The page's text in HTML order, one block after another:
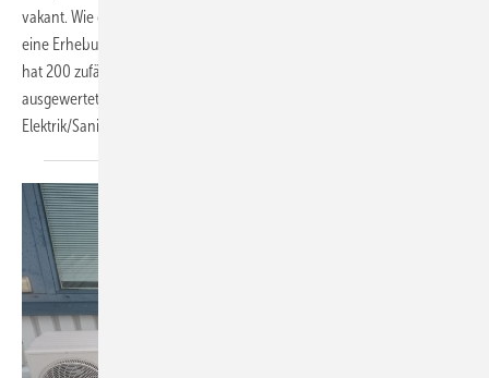
vakant. Wie groß der Fachkräftemangel in dieser Branche ist, bestätigt
eine Erhebung von kursfinder.de. Die Suchmaschine für Weiterbildung
hat 200 zufällig ausgewählte Stellenanzeigen für Handwerksberufe
ausgewertet: Fast ein Drittel (30,5%) entfielen auf den Bereich
Elektrik/Sanitär/Heizung/Klima.